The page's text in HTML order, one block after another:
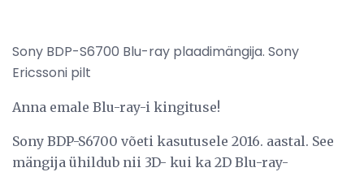
Sony BDP-S6700 Blu-ray plaadimängija. Sony
Ericssoni pilt
Anna emale Blu-ray-i kingituse!
Sony BDP-S6700 võeti kasutusele 2016. aastal. See
mängija ühildub nii 3D- kui ka 2D Blu-ray-